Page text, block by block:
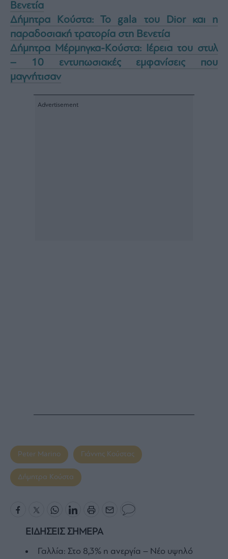
Βενετία
Δήμητρα Κούστα: Το gala του Dior και η
παραδοσιακή τρατορία στη Βενετία
Δήμητρα Μέρμηγκα-Κούστα: Ιέρεια του στυλ
– 10 εντυπωσιακές εμφανίσεις που
μαγνήτισαν
Peter Marino Γιάννης Κούστας
Δήμητρα Κούστα
ΕΙΔΗΣΕΙΣ ΣΗΜΕΡΑ
Γαλλία: Στο 8,3% η ανεργία – Νέο υψηλό